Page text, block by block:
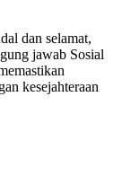
dan selamat,
jawab Sosial
kesejahteraan